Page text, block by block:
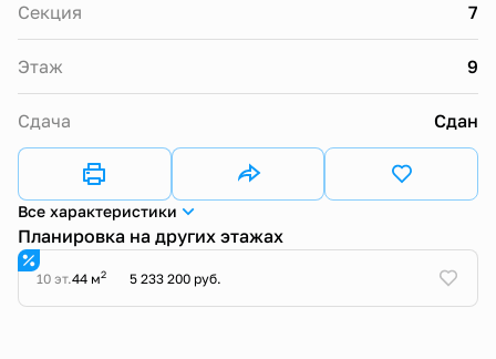
Секция 7
Этаж 9
Сдача Сдан
Все характеристики
Планировка на других этажах
10 эт.44 м2 5 233 200 руб.